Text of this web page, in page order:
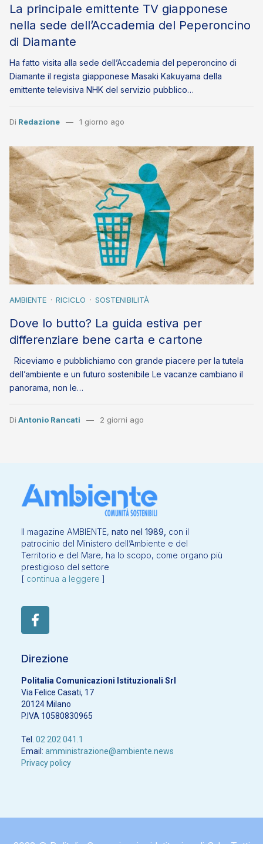
La principale emittente TV giapponese
nella sede dell’Accademia del Peperoncino
di Diamante
Ha fatto visita alla sede dell’Accademia del peperoncino di
Diamante il regista giapponese Masaki Kakuyama della
emittente televisiva NHK del servizio pubblico…
Di Redazione 1 giorno ago
AMBIENTE RICICLO SOSTENIBILITÀ
Dove lo butto? La guida estiva per
differenziare bene carta e cartone
Riceviamo e pubblichiamo con grande piacere per la tutela
dell’ambiente e un futuro sostenibile Le vacanze cambiano il
panorama, non le…
Di Antonio Rancati 2 giorni ago
Il magazine AMBIENTE, nato nel 1989, con il
patrocinio del Ministero dell’Ambiente e del
Territorio e del Mare, ha lo scopo, come organo più
prestigioso del settore
[ continua a leggere ]
Direzione
Politalia Comunicazioni Istituzionali Srl
Via Felice Casati, 17
20124 Milano
P.IVA 10580830965
Tel. 02 202 041.1
Email: amministrazione@ambiente.news
Privacy policy